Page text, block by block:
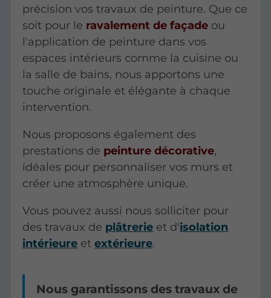
précision vos travaux de peinture. Que ce
soit pour le ravalement de façade ou
l'application de peinture dans vos
espaces intérieurs comme la cuisine ou
la salle de bains, nous apportons une
touche originale et élégante à chaque
intervention.
Nous proposons également des
prestations de peinture décorative,
idéales pour personnaliser vos murs et
créer une atmosphère unique.
Vous pouvez aussi nous solliciter pour
des travaux de plâtrerie et d'isolation
intérieure etextérieure.
Nous garantissons des travaux de